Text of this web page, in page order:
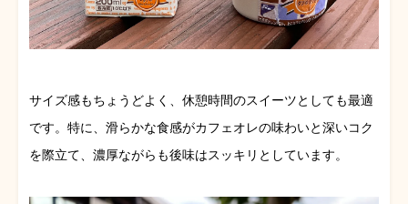
サイズ感もちょうどよく、休憩時間のスイーツとしても最適
です。特に、滑らかな食感がカフェオレの味わいと深いコク
を際立て、濃厚ながらも後味はスッキリとしています。